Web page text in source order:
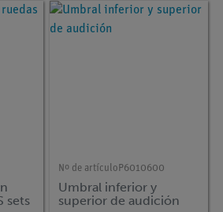
sets
Nº de artículo P6010600
Umbral inferior y
superior de audición